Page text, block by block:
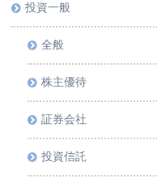
投資一般
全般
株主優待
証券会社
投資信託